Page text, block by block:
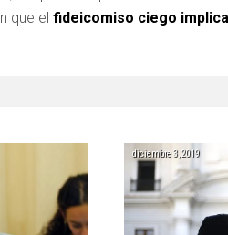
que el fideicomiso ciego
diciembre 3, 2019